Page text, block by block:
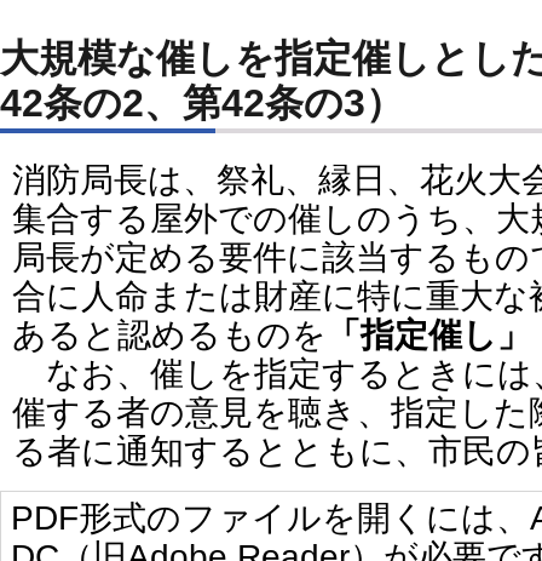
大規模な催しを指定催しとし
42条の2、第42条の3）
消防局長は、祭礼、縁日、花火大
集合する屋外での催しのうち、
局長が定める要件に該当するも
合に人命または財産に特に重大
あると認めるものを 「指定催し」
なお、催しを指定するときには
催する者の意見を聴き、指定し
る者に通知するとともに、市民
PDF形式のファイルを開くには